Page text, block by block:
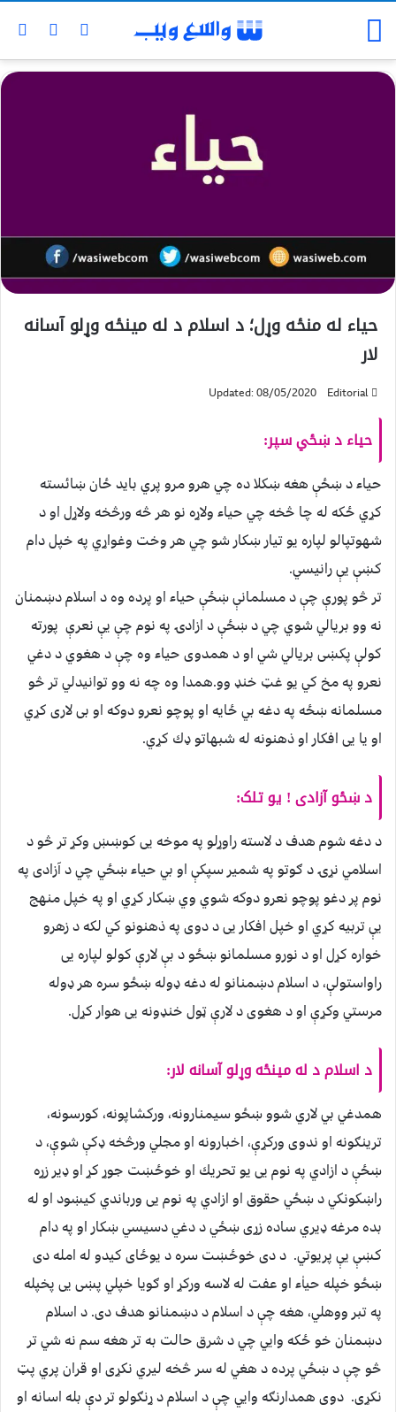
حیاء له منځه وړل؛ د اسلام د له مینځه وړلو آسانه
لار
Editorial
Updated: 08/05/2020
حياء د ښځي سپر:
حياء د ښځې هغه ښكلا ده چي هرو مرو پري بايد ځان ښائسته
كړي ځكه له چا څخه چي حياء ولاړه نو هر څه ورڅخه ولاړل او د
شهوتپالو لپاره يو تيار ښكار شو چي هر وخت وغواړي په خپل دام
كښې يې رانيسي.
تر څو پورې چې د مسلمانې ښځې حياء او پرده وه د اسلام دښمنان
نه وو بريالي شوي چي د ښځې د ازادۍ په نوم چې يې نعرې پورته
كولې پکښی بريالي شي او د همدوى حياء وه چې د هغوي د دغي
نعرو په مخ كي يو غټ خنډ وو.همدا وه چه نه وو توانيدلي تر څو
مسلمانه ښځه په دغه بي ځايه او پوچو نعرو دوكه او بی لاری كړي
او یا يى افكار او ذهنونه له شبهاتو ډك كړي.
د ښځو آزادی ! یو تلک:
د دغه شوم هدف د لاسته راوړلو په موخه يى كوښښ وكړ تر څو د
اسلامي نړۍ د ګوتو په شمیر سپكې او بي حياء ښځي چي د آزادی په
نوم پر دغو پوچو نعرو دوكه شوي وي ښكار كړي او په خپل منهج
يې تربيه كړي او خپل افكار يى د دوى په ذهنونو كي لكه د زهرو
خواره كړل او د نورو مسلمانو ښځو د بې لارې كولو لپاره یی
راواستولې، د اسلام دښمنانو له دغه ډوله ښځو سره هر ډوله
مرستي وكړې او د هغوى د لارې ټول خنډونه يى هوار كړل.
د اسلام د له مینځه وړلو آسانه لار:
همدغي بي لاري شوو ښځو سيمنارونه، ورکشاپونه، کورسونه،
ترینګونه او ندوى وركړې، اخبارونه او مجلي ورڅخه ډكې شوې، د
ښځې د ازادي په نوم يى يو تحريك او خوځښت جوړ كړ او ډير زړه
راښكونكي د ښځي حقوق او ازادي په نوم يى ورباندي كيښود او له
بده مرغه ډيري ساده زړی ښځي د دغي دسيسي ښكار او په دام
كښې یې پريوتي. د دی خوځښت سره د یوځای کیدو له امله دی
ښځو خپله حياٰء او عفت له لاسه وركړ او ګویا خپلي پښی یی پخپله
په تبر ووهلي، هغه چې د اسلام د دښمنانو هدف دی. د اسلام
دښمنان خو ځكه وايي چي د شرق حالت به تر هغه سم نه شي تر
څو چې د ښځي پرده د هغي له سر څخه ليري نکړی او قران پري پټ
نکړی. دوى همدارنګه وايي چې د اسلام د ړنګولو تر دې بله اسانه او